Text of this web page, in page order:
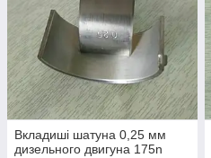
Вкладиші шатуна 0,25 мм
дизельного двигуна 175n